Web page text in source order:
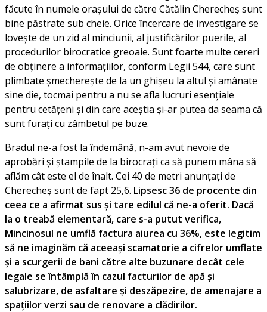
făcute în numele orașului de către Cătălin Cherecheș sunt
bine păstrate sub cheie. Orice încercare de investigare se
lovește de un zid al minciunii, al justificărilor puerile, al
procedurilor birocratice greoaie. Sunt foarte multe cereri
de obținere a informațiilor, conform Legii 544, care sunt
plimbate șmecherește de la un ghișeu la altul și amânate
sine die, tocmai pentru a nu se afla lucruri esențiale
pentru cetățeni și din care aceștia și-ar putea da seama că
sunt furați cu zâmbetul pe buze.
Bradul ne-a fost la îndemână, n-am avut nevoie de
aprobări și ștampile de la birocrați ca să punem mâna să
aflăm cât este el de înalt. Cei 40 de metri anunțați de
Cherecheș sunt de fapt 25,6. Lipsesc 36 de procente din
ceea ce a afirmat sus și tare edilul că ne-a oferit. Dacă
la o treabă elementară, care s-a putut verifica,
Mincinosul ne umflă factura aiurea cu 36%, este legitim
să ne imaginăm că aceeași scamatorie a cifrelor umflate
și a scurgerii de bani către alte buzunare decât cele
legale se întâmplă în cazul facturilor de apă și
salubrizare, de asfaltare și deszăpezire, de amenajare a
spațiilor verzi sau de renovare a clădirilor.